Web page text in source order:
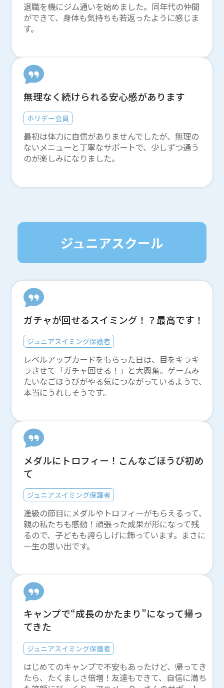
退職を機にジム通いを始めました。同年代の仲間
ができて、身体も気持ちも若返ったように感じま
す。
無理なく続けられる安心感があります
ホリデー会員
最初は体力に自信がありませんでしたが、無理の
ないメニューと丁寧なサポートで、少しずつ通う
のが楽しみになりました。
ジュニアスクール
ガチャが回せるスイミング！？最高です！
ジュニアスイミング保護者
レベルアップカードをもらった日は、目をキラキ
ラさせて「ガチャ回せる！」と大興奮。ゲームみ
たいなごほうびがやる気につながっているようで、
本当にうれしそうです。
メダルにトロフィー！こんなごほうび初め
て
ジュニアスイミング保護者
進級の節目にメダルやトロフィーがもらえるって、
親の私たちも感動！頑張った成果が形になって残
るので、子どもも誇らしげに飾っています。まさに
一生の思い出です。
キャンプで“成長のかたまり”になって帰っ
てきた
ジュニアスイミング保護者
はじめてのキャンプで不安もあったけど、帰ってき
たら、たくましさ倍増！友達もできて、自信に満ち